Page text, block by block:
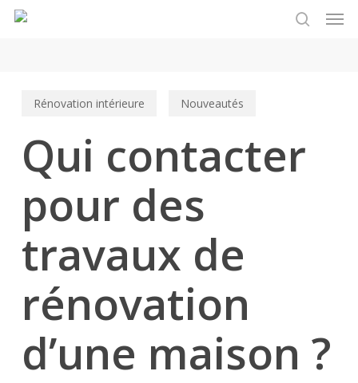
Skip
Rénovation intérieure Nouveautés
Qui contacter
pour des
travaux de
rénovation
d’une maison ?